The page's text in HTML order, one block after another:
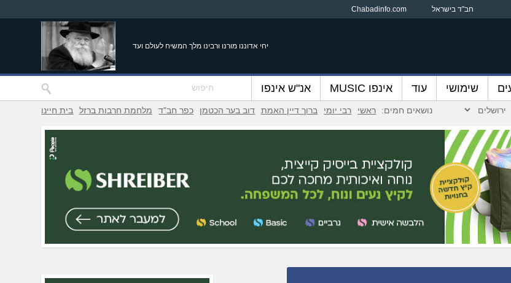
חב"ד בישראל Chabadinfo.com
יחי אדוננו מורנו ורבינו מלך המשיח לעולם ועד
שימושי עוד אינפו MUSIC אנ"ש אינפו
נושאים חמים: ראשי רבי יומי ברוך דיין האמת דוב בער הכטמן כפר חב"ד מלחמת חרבות ברזל בית חיינו